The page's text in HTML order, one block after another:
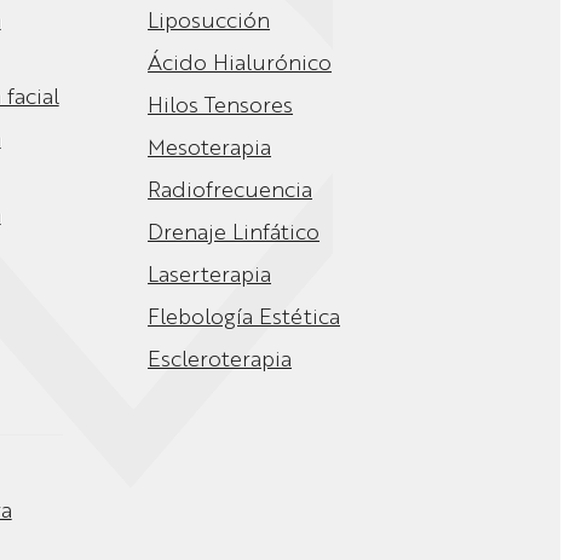
facial
Liposucción
Ácido Hialurónico
Hilos Tensores
Mesoterapia
Radiofrecuencia
Drenaje Linfático
Laserterapia
Flebología Estética
Escleroterapia